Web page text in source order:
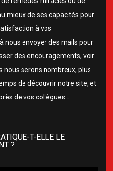
mieux de ses capacités pour
à vos
nous envoyer des mails pour
des encouragements, voir
nous serons nombreux, plus
de découvrir notre site, et
de vos collègues…
T-ELLE LE
?